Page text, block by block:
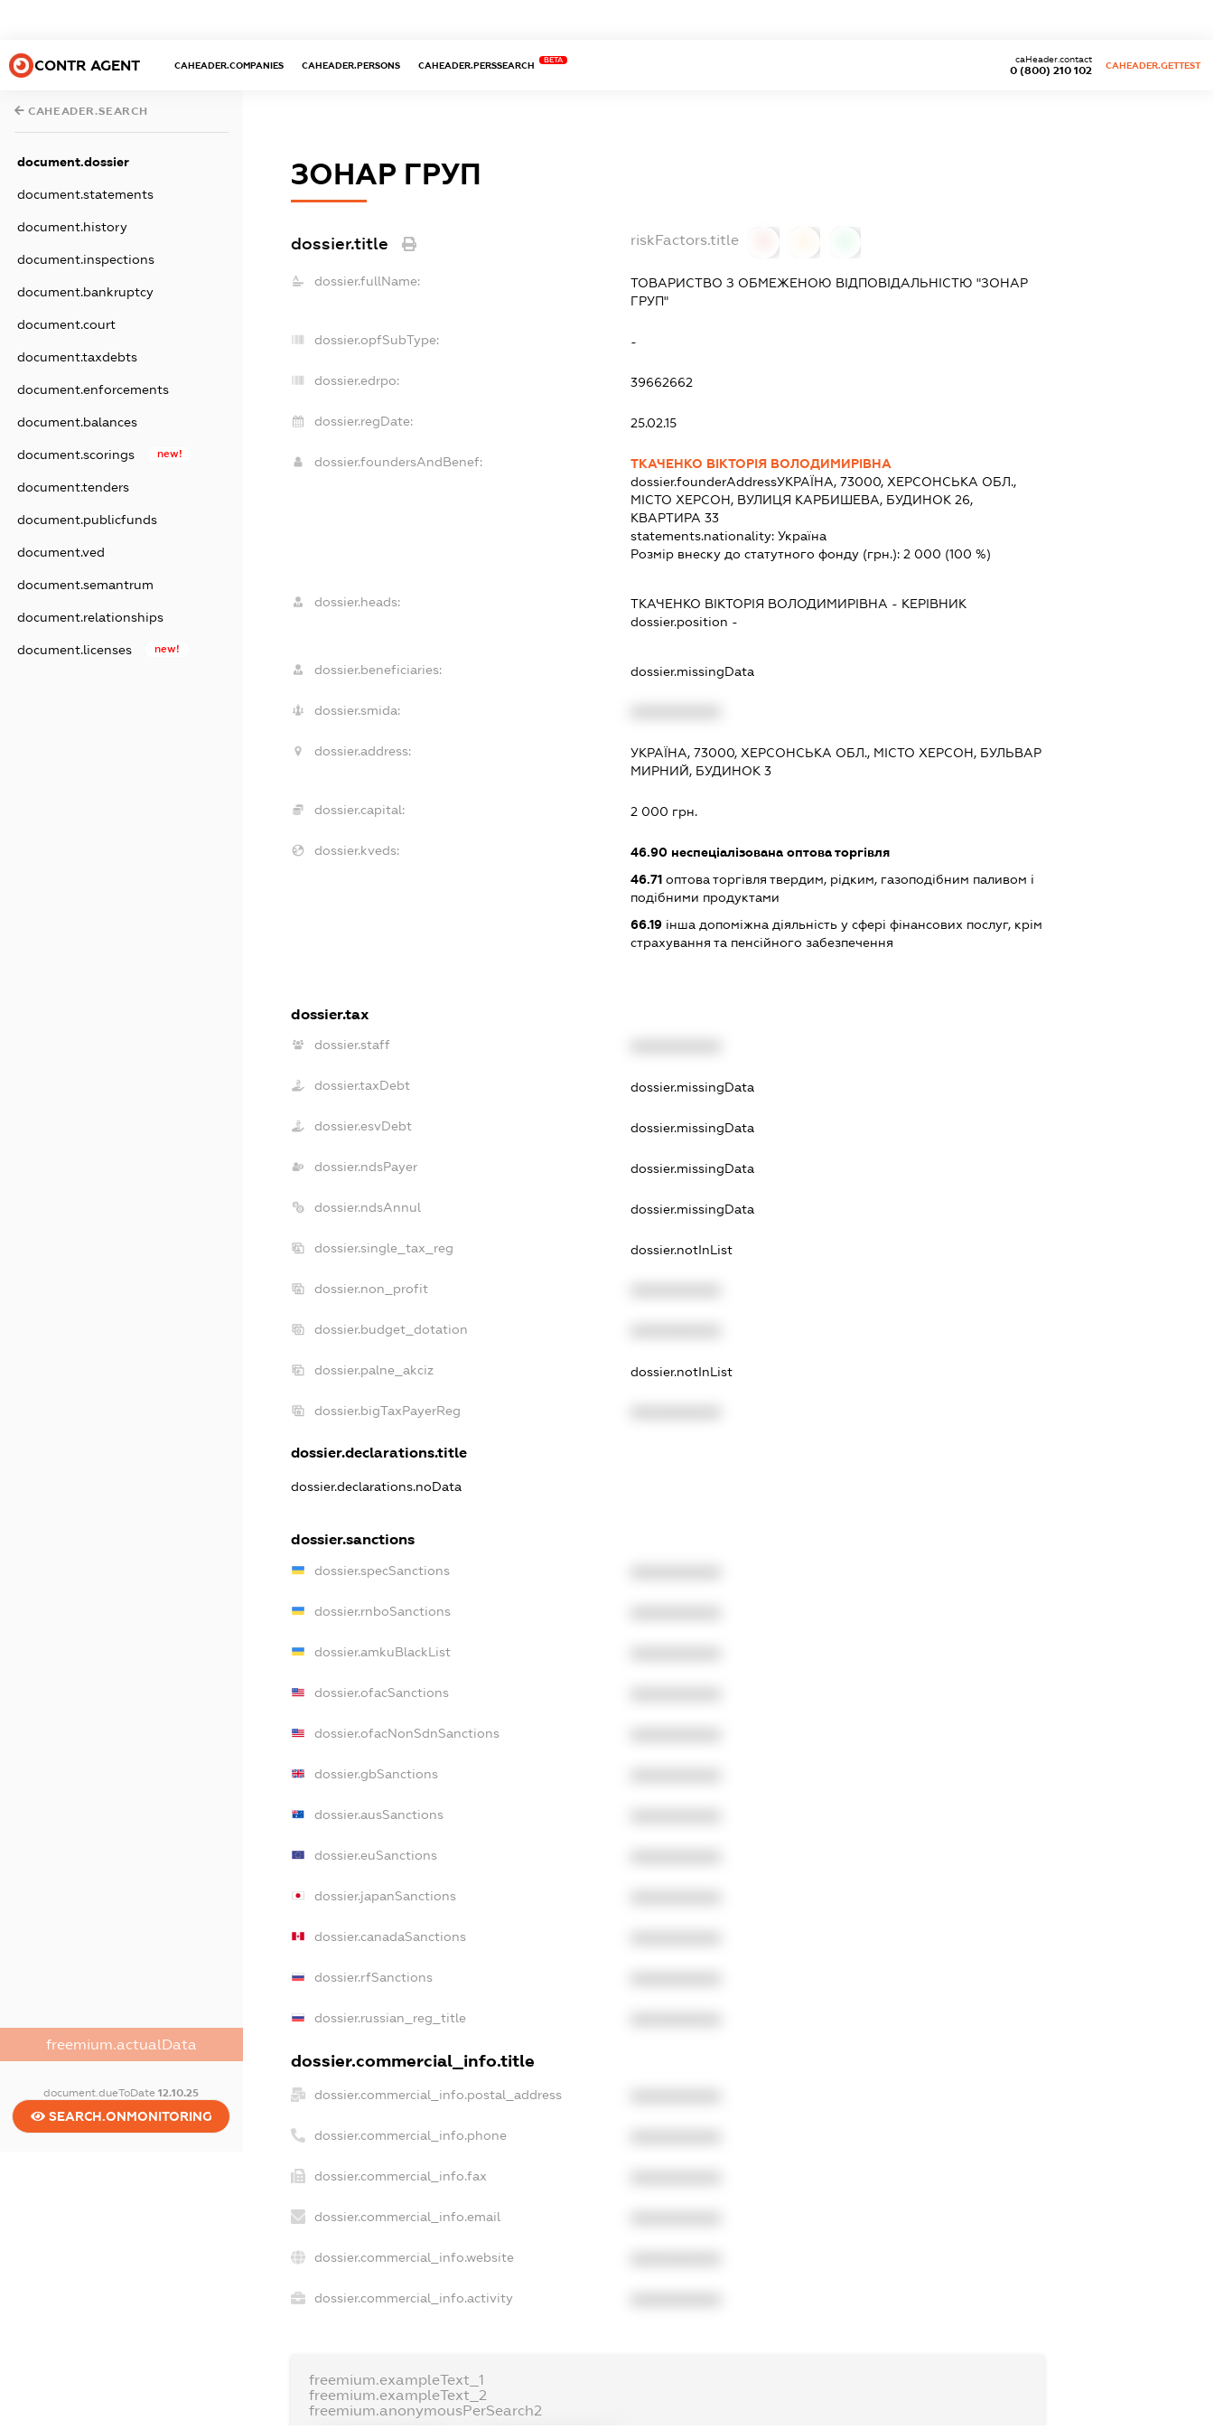
CONTR AGENT CAHEADER.COMPANIES CAHEADER.PERSONS CAHEADER.PERSSEARCH
BETA
0 (800) 210 102
caHeader.contact
CAHEADER.GETTEST
CAHEADER.SEARCH
document.dossier
document.statements
document.history
document.inspections
document.bankruptcy
document.court
document.taxdebts
document.enforcements
document.balances
document.scorings new!
document.tenders
document.publicfunds
document.ved
document.semantrum
document.relationships
document.licenses new!
freemium.actualData
document.dueToDate12.10.25
SEARCH.ONMONITORING
ЗОНАР ГРУП
dossier.title riskFactors.title
dossier.fullName:
ТОВАРИСТВО З ОБМЕЖЕНОЮ ВІДПОВІДАЛЬНІСТЮ "ЗОНАР
ГРУП"
dossier.opfSubType: -
dossier.edrpo: 39662662
dossier.regDate: 25.02.15
dossier.foundersAndBenef:
ТКАЧЕНКО ВІКТОРІЯ ВОЛОДИМИРІВНА
dossier.founderAddressУКРАЇНА, 73000, ХЕРСОНСЬКА ОБЛ.,
МІСТО ХЕРСОН, ВУЛИЦЯ КАРБИШЕВА, БУДИНОК 26,
КВАРТИРА 33
statements.nationality: Україна
Розмір внеску до статутного фонду (грн.): 2 000 (100 %)
dossier.heads: ТКАЧЕНКО ВІКТОРІЯ ВОЛОДИМИРІВНА - КЕРІВНИК
dossier.position -
dossier.beneficiaries: dossier.missingData
dossier.smida:
dossier.address:
УКРАЇНА, 73000, ХЕРСОНСЬКА ОБЛ., МІСТО ХЕРСОН, БУЛЬВАР
МИРНИЙ, БУДИНОК 3
dossier.capital: 2 000 грн.
dossier.kveds: 46.90неспеціалізована оптова торгівля
46.71оптова торгівля твердим, рідким, газоподібним паливом і
подібними продуктами
66.19інша допоміжна діяльність у сфері фінансових послуг, крім
страхування та пенсійного забезпечення
dossier.tax
dossier.staff
dossier.taxDebt dossier.missingData
dossier.esvDebt dossier.missingData
dossier.ndsPayer dossier.missingData
dossier.ndsAnnul dossier.missingData
dossier.single_tax_reg dossier.notInList
dossier.non_profit
dossier.budget_dotation
dossier.palne_akciz dossier.notInList
dossier.bigTaxPayerReg
dossier.declarations.title
dossier.declarations.noData
dossier.sanctions
dossier.specSanctions
dossier.rnboSanctions
dossier.amkuBlackList
dossier.ofacSanctions
dossier.ofacNonSdnSanctions
dossier.gbSanctions
dossier.ausSanctions
dossier.euSanctions
dossier.japanSanctions
dossier.canadaSanctions
dossier.rfSanctions
dossier.russian_reg_title
dossier.commercial_info.title
dossier.commercial_info.postal_address
dossier.commercial_info.phone
dossier.commercial_info.fax
dossier.commercial_info.email
dossier.commercial_info.website
dossier.commercial_info.activity
freemium.exampleText_1
freemium.exampleText_2
freemium.anonymousPerSearch2